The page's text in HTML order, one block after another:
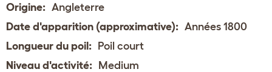
Origine: Angleterre
Date d'apparition (approximative): Années 1800
Longueur du poil: Poil court
Niveau d'activité: Medium